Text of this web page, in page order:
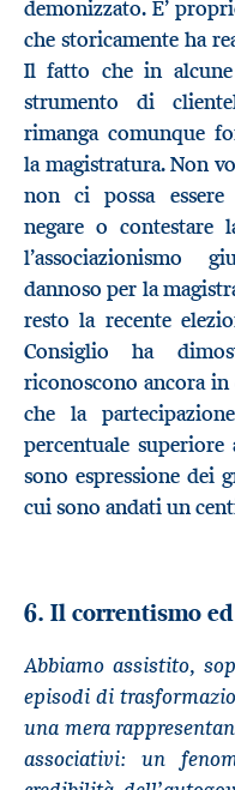
demonizzato. E’
che storicamente ha
Il fatto che in
strumento di
rimanga comunque
la magistratura. Non
non ci possa essere
negare o contestare
l’associazionismo
dannoso per la
resto la recente
Consiglio ha
riconoscono ancora in
che la
percentuale
sono espressione dei
cui sono andati un
6. Il correntismo ed
Abbiamo assistito,
episodi di
una mera
associativi: un